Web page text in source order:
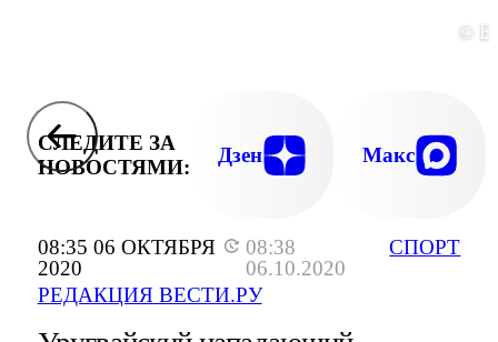
08:35 06 ОКТЯБРЯ
2020
08:38
06.10.2020
РЕДАКЦИЯ ВЕСТИ.РУ
СПОРТ
©
СЛЕДИТЕ ЗА
НОВОСТЯМИ:
Дзен Макс